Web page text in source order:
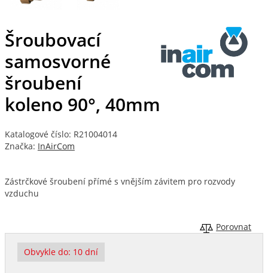
Šroubovací
samosvorné
šroubení
koleno 90°, 40mm
Katalogové číslo: R21004014
Značka: InAirCom
Zástrčkové šroubení přímé s vnějším závitem pro rozvody
vzduchu
Porovnat
Obvykle do: 10 dní